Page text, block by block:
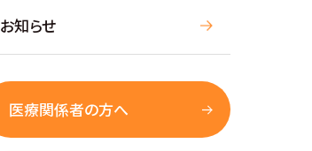
お知らせ
医療関係者の方へ